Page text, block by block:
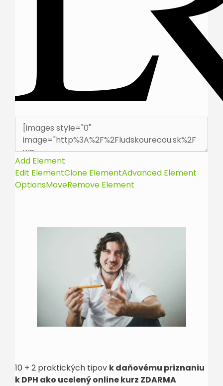
Add Element
Edit ElementClone ElementAdvanced Element
OptionsMoveRemove Element
10 + 2 praktických tipov k daňovému priznaniu
k DPH ako ucelený online kurz ZDARMA